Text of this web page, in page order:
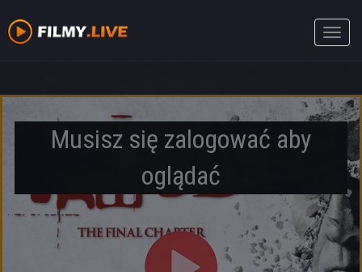
Toggle
Musisz się zalogować aby
oglądać